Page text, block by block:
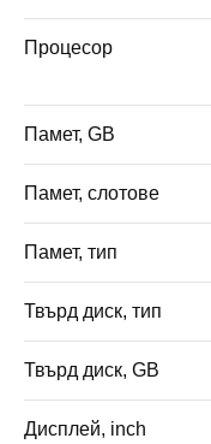
Процесор
Памет, GB
Памет, слотове
Памет, тип
Твърд диск, тип
Твърд диск, GB
Дисплей, inch